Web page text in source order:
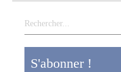
Rechercher
S'abonner !